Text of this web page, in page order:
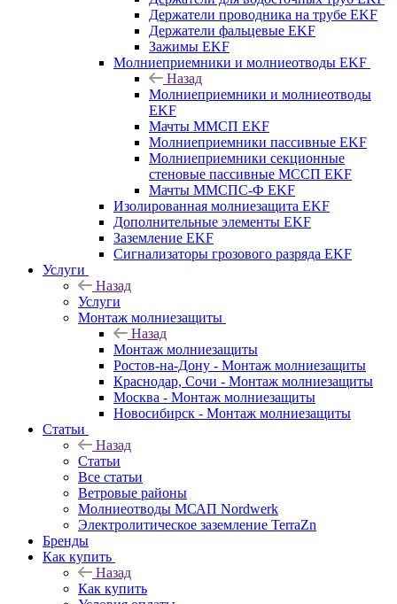
Держатели проводника на трубе EKF
Держатели фальцевые EKF
Зажимы EKF
Молниеприемники и молниеотводы EKF
Назад
Молниеприемники и молниеотводы
EKF
Мачты ММСП EKF
Молниеприемники пассивные EKF
Молниеприемники секционные
стеновые пассивные МССП EKF
Мачты ММСПС-Ф EKF
Изолированная молниезащита EKF
Дополнительные элементы EKF
Заземление EKF
Сигнализаторы грозового разряда EKF
Услуги
Назад
Услуги
Монтаж молниезащиты
Назад
Монтаж молниезащиты
Ростов-на-Дону - Монтаж молниезащиты
Краснодар, Сочи - Монтаж молниезащиты
Москва - Монтаж молниезащиты
Новосибирск - Монтаж молниезащиты
Статьи
Назад
Статьи
Все статьи
Ветровые районы
Молниеотводы МСАП Nordwerk
Электролитическое заземление TerraZn
Бренды
Как купить
Назад
Как купить